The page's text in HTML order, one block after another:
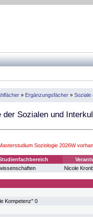
» Ergänzungsfächer » Soziale
der Sozialen und
Soziologie 2026W
Nicole
Kompetenz" 0